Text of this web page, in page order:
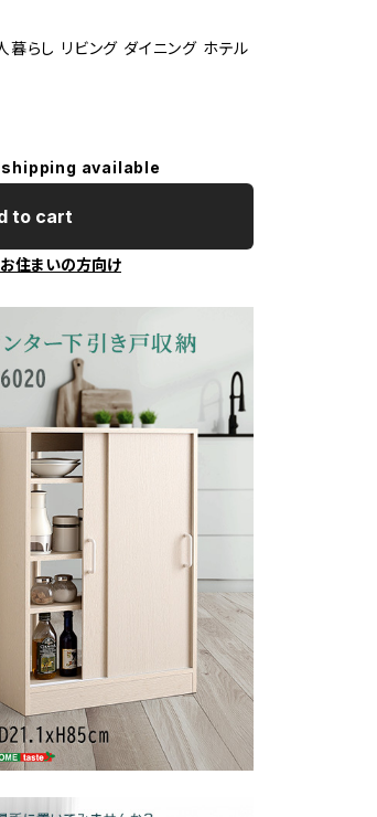
らし リビング ダイニング ホテル
available
to cart
住まいの方向け